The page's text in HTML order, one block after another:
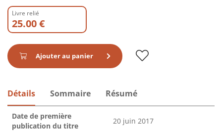
Livre relié
25.00 €
Ajouter au panier
Détails Sommaire Résumé
Date de première
publication du titre
20 juin 2017